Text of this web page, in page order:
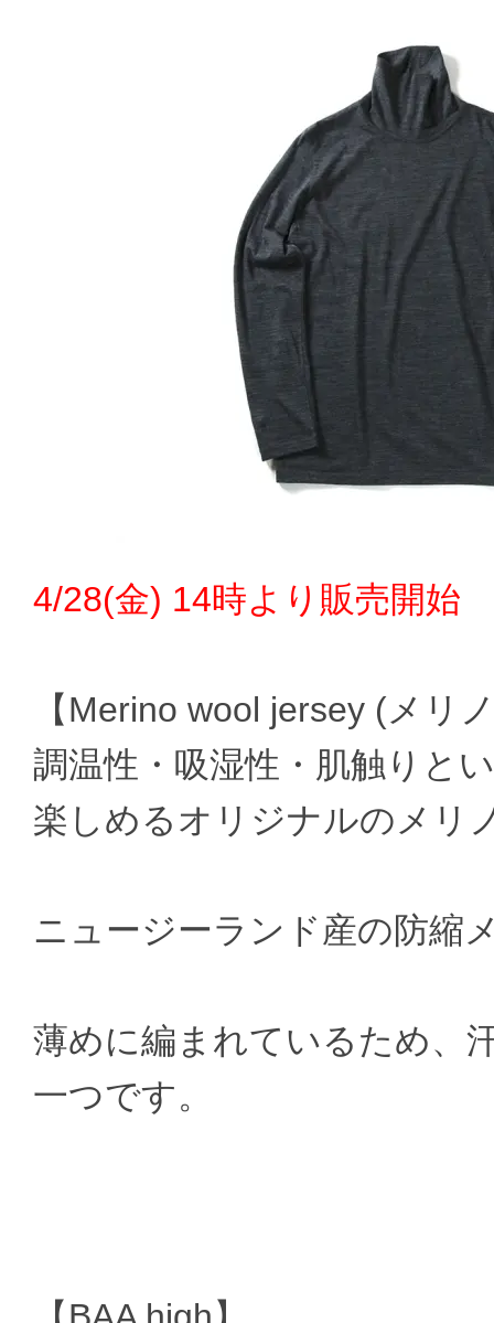
4/28(金) 14時より販売開始
【Merino wool jersey (メリ
調温性・吸湿性・肌触りと
楽しめるオリジナルのメリ
ニュージーランド産の防縮
薄めに編まれているため、
一つです。